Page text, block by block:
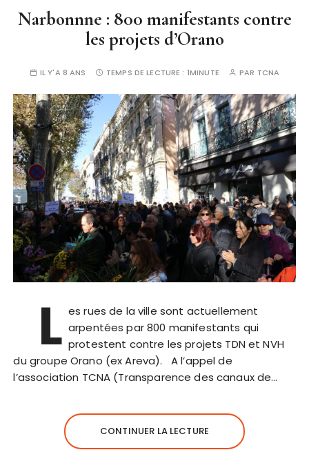
Narbonnne : 800 manifestants contre
les projets d’Orano
IL Y'A 8 ANS TEMPS DE LECTURE : 1MINUTE PAR TCNA
L es rues de la ville sont actuellement
arpentées par 800 manifestants qui
protestent contre les projets TDN et NVH
du groupe Orano (ex Areva). A l’appel de
l’association TCNA (Transparence des canaux de…
CONTINUER LA LECTURE